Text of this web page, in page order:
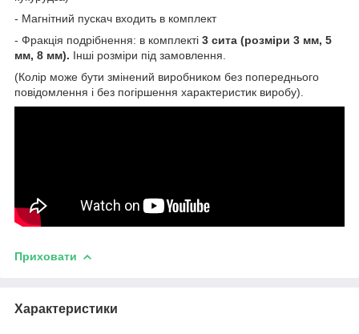
- Магнітний пускач входить в комплект
- Фракція подрібнення: в комплекті 3 сита (розміри 3 мм, 5
мм, 8 мм). Інші розміри під замовлення.
(Колір може бути змінений виробником без попереднього
повідомлення і без погіршення характеристик виробу).
Приховати
Характеристики